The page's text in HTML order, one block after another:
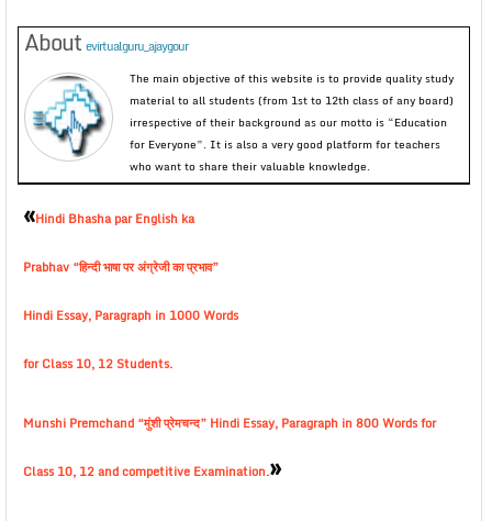
About evirtualguru_ajaygour
The main objective of this website is to provide quality study
material to all students (from 1st to 12th class of any board)
irrespective of their background as our motto is “Education
for Everyone”. It is also a very good platform for teachers
who want to share their valuable knowledge.
«Hindi Bhasha par English ka
Prabhav “हिन्दी भाषा पर अंग्रेजी का प्रभाव”
Hindi Essay, Paragraph in 1000 Words
for Class 10, 12 Students.
Munshi Premchand “मुंशी प्रेमचन्द” Hindi Essay, Paragraph in 800 Words for
Class 10, 12 and competitive Examination.»